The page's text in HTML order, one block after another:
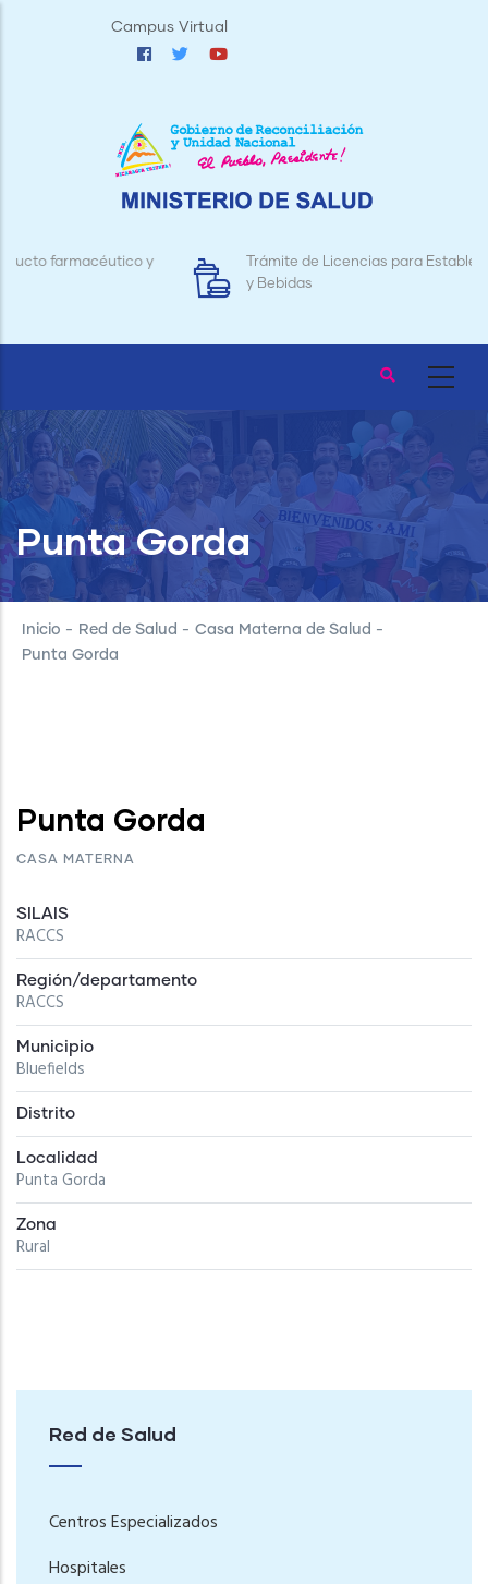
Campus Virtual
Trámite de Licencias para Establecimientos de Alimentos
Punta Gorda
Inicio - Red de Salud - Casa Materna de Salud -
Punta Gorda
Punta Gorda
CASA MATERNA
SILAIS
RACCS
Región/departamento
RACCS
Municipio
Bluefields
Distrito
Localidad
Punta Gorda
Zona
Rural
Red de Salud
Centros Especializados
Hospitales